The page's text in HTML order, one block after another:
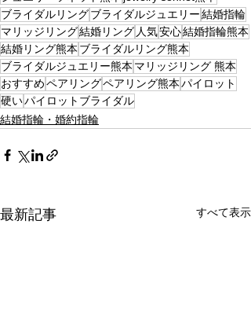
ブライダルリングブライダルジュエリー結婚指輪
マリッジリング結婚リング 人気安心結婚指輪熊本
結婚リング熊本 ブライダルリング熊本
ブライダルジュエリー熊本 マリッジリング 熊本
おすすめペアリングペアリング熊本パイロット
硬いパイロットブライダル
結婚指輪・婚約指輪
最新記事 すべて表示